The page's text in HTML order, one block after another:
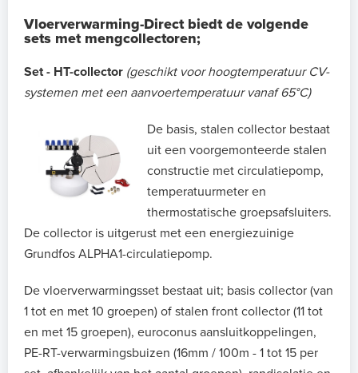
Vloerverwarming-Direct biedt de volgende
sets met mengcollectoren;
Set - HT-collector (geschikt voor hoogtemperatuur CV-
systemen met een aanvoertemperatuur vanaf 65°C)
De basis, stalen collector bestaat
uit een voorgemonteerde stalen
constructie met circulatiepomp,
temperatuurmeter en
thermostatische groepsafsluiters.
De collector is uitgerust met een energiezuinige
Grundfos ALPHA1-circulatiepomp.
De vloerverwarmingsset bestaat uit; basis collector (van
1 tot en met 10 groepen) of stalen front collector (11 tot
en met 15 groepen), euroconus aansluitkoppelingen,
PE-RT-verwarmingsbuizen (16mm / 100m - 1 tot 15 per